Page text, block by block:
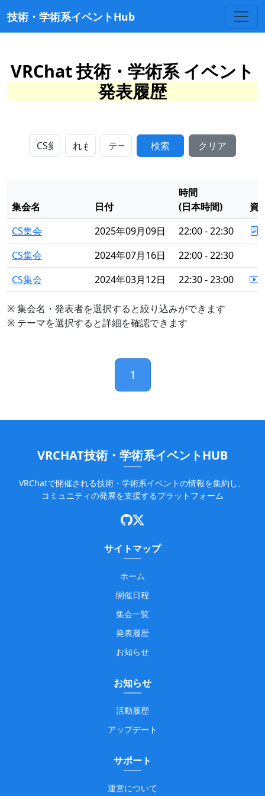
技術・学術系イベントHub
VRChat 技術・学術系 イベント
発表履歴
検索 クリア
集会名 日付
時間
(日本時間)
資
CS集会
2025年09月09日
22:00 - 22:30
CS集会
2024年07月16日
22:00 - 22:30
CS集会
2024年03月12日 22:30 - 23:00
※ 集会名・発表者を選択すると絞り込みができます
※ テーマを選択すると詳細を確認できます
1
VRCHAT技術・学術系イベントHUB
VRChatで開催される技術・学術系イベントの情報を集約し、
コミュニティの発展を支援するプラットフォーム
サイトマップ
ホーム
開催日程
集会一覧
発表履歴
お知らせ
お知らせ
活動履歴
アップデート
サポート
運営について